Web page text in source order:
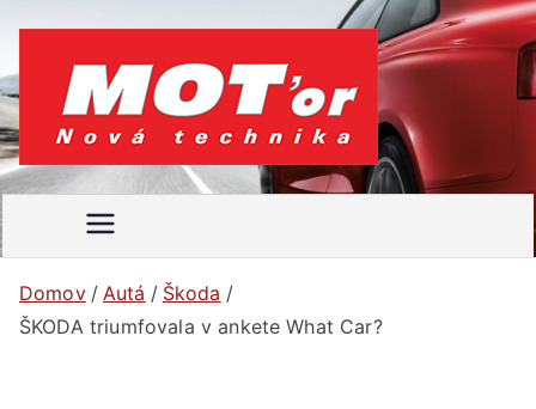
obsah
MOT'
or
Váš
motoristický
časopis
Domov Autá
Škoda
ŠKODA triumfovala v ankete What Car?